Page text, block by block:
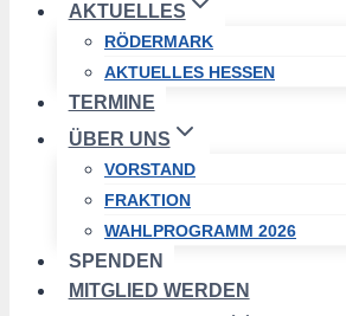
AKTUELLES
RÖDERMARK
AKTUELLES HESSEN
TERMINE
ÜBER UNS
VORSTAND
FRAKTION
WAHLPROGRAMM 2026
SPENDEN
MITGLIED WERDEN